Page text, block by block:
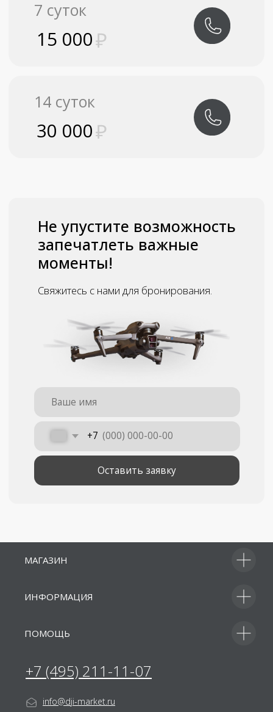
МАГАЗИН
ИНФОРМАЦИЯ
ПОМОЩЬ
Отправить
Я принимаю
информации
менеджер
+7
Отправить
Я принимаюусловия передачи
информации